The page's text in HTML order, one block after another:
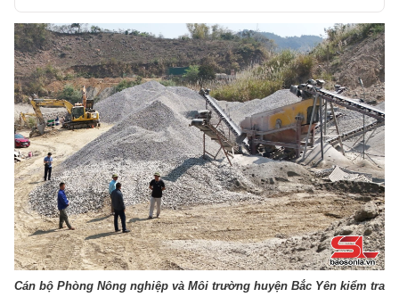
Play
Cán bộ Phòng Nông nghiệp và Môi trường huyện Bắc Yên kiểm tra